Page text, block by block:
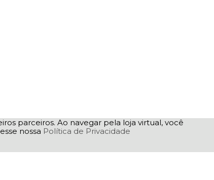
parceiros. Ao navegar pela loja virtual, você
nossa Política de Privacidade